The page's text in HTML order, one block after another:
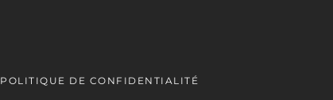
POLITIQUE DE CONFIDENTIALITÉ